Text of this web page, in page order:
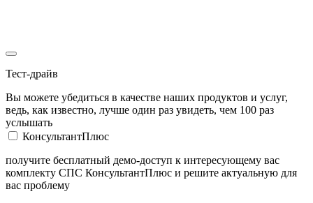
Тест-драйв
Вы можете убедиться в качестве наших продуктов и услуг,
ведь, как известно, лучше один раз увидеть, чем 100 раз
услышать
КонсультантПлюс
получите бесплатный демо-доступ к интересующему вас
комплекту СПС КонсультантПлюс и решите актуальную для
вас проблему